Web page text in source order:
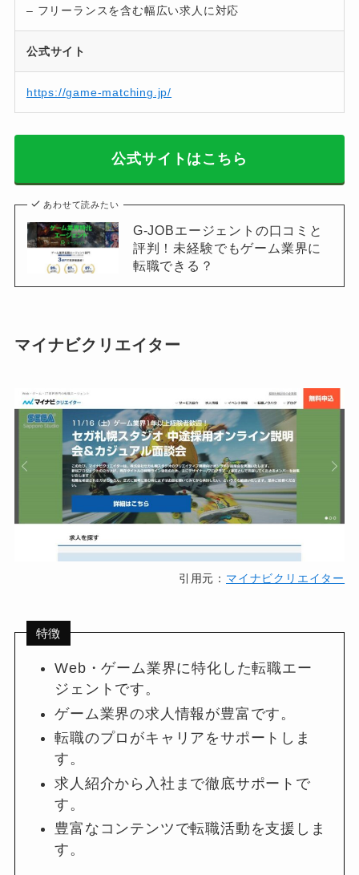
– フリーランスを含む幅広い求人に対応
公式サイト
https://game-matching.jp/
公式サイトはこちら
あわせて読みたい
G-JOBエージェントの口コミと
評判！未経験でもゲーム業界に
転職できる？
マイナビクリエイター
引用元： マイナビクリエイター
特徴
Web・ゲーム業界に特化した転職エー
ジェントです。
ゲーム業界の求人情報が豊富です。
転職のプロがキャリアをサポートしま
す。
求人紹介から入社まで徹底サポートで
す。
豊富なコンテンツで転職活動を支援しま
す。